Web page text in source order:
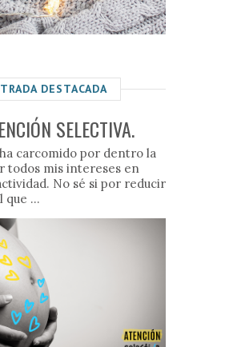
DESTACADA
SELECTIVA.
carcomido por dentro la
todos mis intereses en
No sé si por reducir
que ...